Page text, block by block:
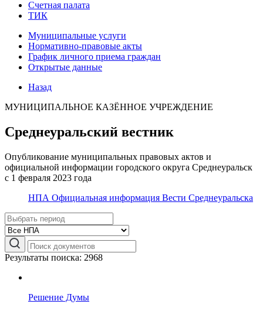
Счетная палата
ТИК
Муниципальные услуги
Нормативно-правовые акты
График личного приема граждан
Открытые данные
Назад
МУНИЦИПАЛЬНОЕ КАЗЁННОЕ УЧРЕЖДЕНИЕ
Среднеуральский вестник
Опубликование муниципальных правовых актов и
официальной информации городского округа Среднеуральск
с 1 февраля 2023 года
НПА Официальная информация Вести Среднеуральска
Результаты поиска: 2968
Решение Думы